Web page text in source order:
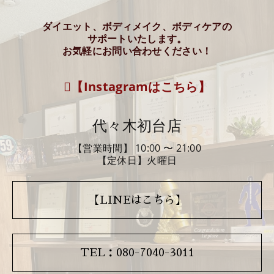
ダイエット、ボディメイク、ボディケアの
サポートいたします。
お気軽にお問い合わせください！
【Instagramはこちら】
代々木初台店
【営業時間】 10:00 〜 21:00
【定休日】火曜日
【LINEはこちら】
TEL：080-7040-3011